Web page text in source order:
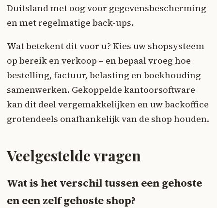
Duitsland met oog voor gegevensbescherming
en met regelmatige back-ups.
Wat betekent dit voor u? Kies uw shopsysteem
op bereik en verkoop – en bepaal vroeg hoe
bestelling, factuur, belasting en boekhouding
samenwerken. Gekoppelde kantoorsoftware
kan dit deel vergemakkelijken en uw backoffice
grotendeels onafhankelijk van de shop houden.
Veelgestelde vragen
Wat is het verschil tussen een gehoste
en een zelf gehoste shop?